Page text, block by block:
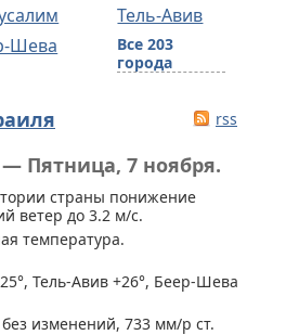
Тель-Авив
Шева
Все 203
города
rss
Пятница, 7 ноября.
страны понижение
ветер до 3.2 м/с.
температура.
Тель-Авив +26°, Беер-Шева
изменений, 733 мм/р ст.